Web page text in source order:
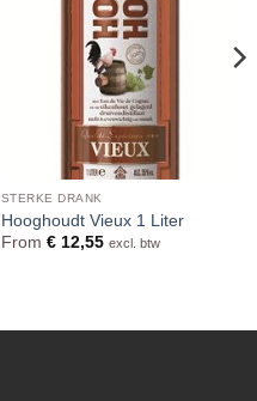
STERKE DRANK
Hooghoudt Vieux 1 Liter
From €12,55 excl. btw